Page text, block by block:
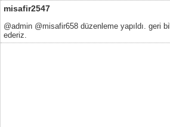
misafir2547
@admin @misafir658 düzenleme yapıldı. geri
ederiz.